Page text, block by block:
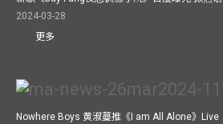
2024-03-28
更多
Nowhere Boys 黄淑蔓推《I am All Alone》Live